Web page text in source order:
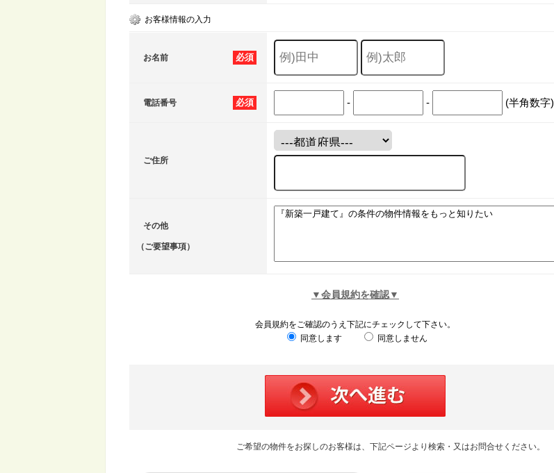
お客様情報の入力
必須
お名前
必須
電話番号 - - (半角数字)
ご住所
その他
（ご要望事項）
▼会員規約を確認▼
会員規約をご確認のうえ下記にチェックして下さい。
同意します
同意しません
ご希望の物件をお探しのお客様は、下記ページより検索・又はお問合せください。